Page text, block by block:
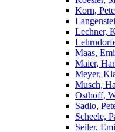
Korn,
Lechner,
Maas,
Maier,
Meyer,
Musch,
Osthoff,
Sadlo,
Scheele,
Seiler,